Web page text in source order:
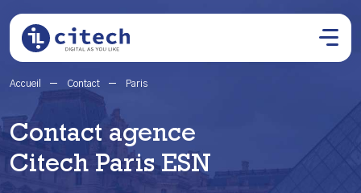
Accueil Contact Paris
Contact agence
Citech Paris ESN